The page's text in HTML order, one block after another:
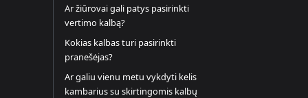
Ar žiūrovai gali patys pasirinkti
vertimo kalbą?
Kokias kalbas turi pasirinkti
pranešėjas?
Ar galiu vienu metu vykdyti kelis
kambarius su skirtingomis kalbų